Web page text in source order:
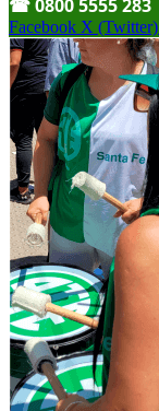
☎︎ 0800 5555 283
Facebook X (Twitter)